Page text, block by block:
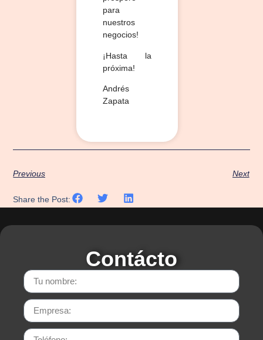
para
nuestros
negocios!
¡Hasta la
próxima!
Andrés
Zapata
Previous Next
Share the Post:
Contácto